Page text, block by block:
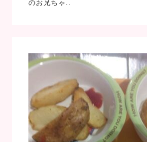
のお兄ちゃ..